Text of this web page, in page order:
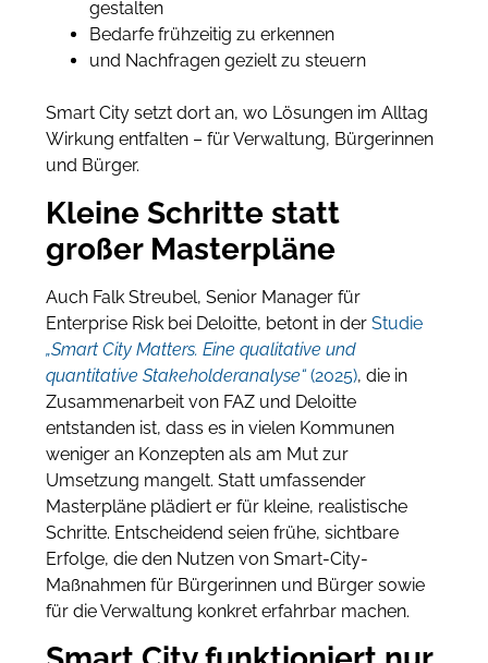
gestalten
Bedarfe frühzeitig zu erkennen
und Nachfragen gezielt zu steuern
Smart City setzt dort an, wo Lösungen im Alltag
Wirkung entfalten – für Verwaltung, Bürgerinnen
und Bürger.
Kleine Schritte statt
großer Masterpläne
Auch Falk Streubel, Senior Manager für
Enterprise Risk bei Deloitte, betont in derStudie
„Smart City Matters. Eine qualitative und
quantitative Stakeholderanalyse“ (2025), die in
Zusammenarbeit von FAZ und Deloitte
entstanden ist, dass es in vielen Kommunen
weniger an Konzepten als am Mut zur
Umsetzung mangelt. Statt umfassender
Masterpläne plädiert er für kleine, realistische
Schritte. Entscheidend seien frühe, sichtbare
Erfolge, die den Nutzen von Smart-City-
Maßnahmen für Bürgerinnen und Bürger sowie
für die Verwaltung konkret erfahrbar machen.